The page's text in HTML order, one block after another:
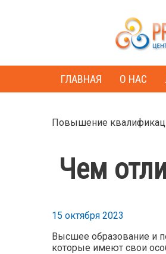
ГЛАВНАЯ О НАС
Повышение
Чем
15 октября 2023
Высшее образование и
которые имеют свои